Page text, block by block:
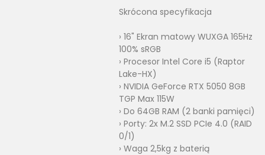
Skrócona specyfikacja
› 16" Ekran matowy WUXGA 165Hz
100% sRGB
› Procesor Intel Core i5 (Raptor
Lake-HX)
› NVIDIA GeForce RTX 5050 8GB
TGP Max 115W
› Do 64GB RAM (2 banki pamięci)
› Porty: 2x M.2 SSD PCIe 4.0 (RAID
0/1)
› Waga 2,5kg z baterią